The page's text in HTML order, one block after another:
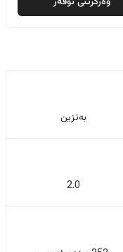
بەنزین
2.0